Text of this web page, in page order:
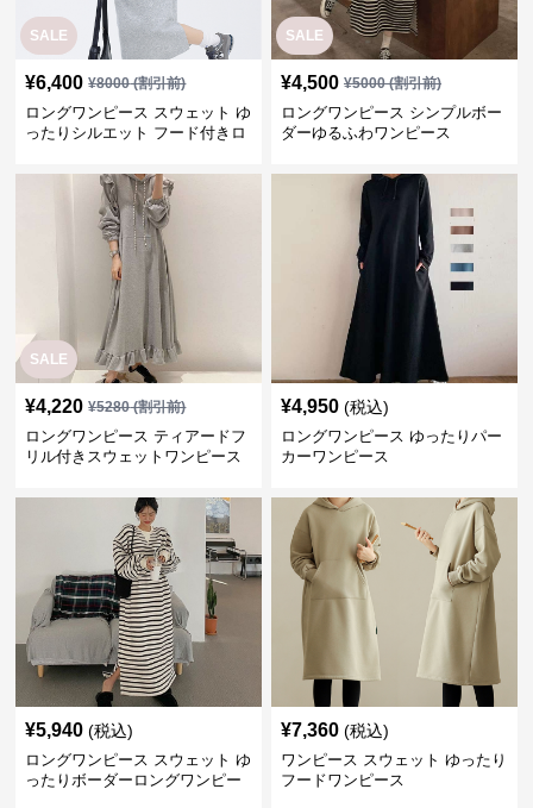
SALE
¥6,400 ¥8000(割引前)
ロングワンピース スウェット ゆ
ったりシルエット フード付きロ
SALE
¥4,500 ¥5000(割引前)
ロングワンピース シンプルボー
ダーゆるふわワンピース
SALE
¥4,220 ¥5280(割引前)
ロングワンピース ティアードフ
リル付きスウェットワンピース
¥4,950 (税込)
ロングワンピース ゆったりパー
カーワンピース
¥5,940 (税込)
ロングワンピース スウェット ゆ
ったりボーダーロングワンピー
¥7,360 (税込)
ワンピース スウェット ゆったり
フードワンピース